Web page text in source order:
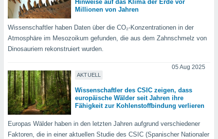
durch
Inhalte,
von
von
1199
Hinweise auf das Klima der Erde vor
Millionen von Jahren
Wissenschaftler haben Daten über die CO₂-Konzentrationen in der
Atmosphäre im Mesozoikum gefunden, die aus dem Zahnschmelz von
Dinosauriern rekonstruiert wurden.
AKTUELL
05 Aug 2025
Wissenschaftler des CSIC zeigen, dass
europäische Wälder seit Jahren ihre
Fähigkeit zur Kohlenstoffbindung verlieren
Europas Wälder haben in den letzten Jahren aufgrund verschiedener
Faktoren, die in einer aktuellen Studie des CSIC (Spanischer Nationaler